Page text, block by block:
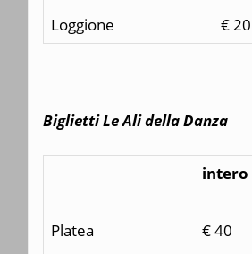
Loggione € 20
Biglietti Le Ali della Danza
intero
Platea
€ 40